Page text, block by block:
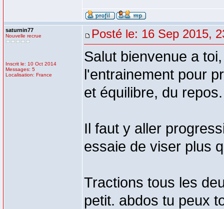
saturnin77
Nouvelle recrue
Inscrit le: 10 Oct 2014
Messages: 5
Localisation: France
Posté le: 16 Sep 2015,
Salut bienvenue a
l'entrainement pour
et équilibre, du repos.
Il faut y aller
essaie de viser plus
Tractions tous les
petit. abdos tu peux